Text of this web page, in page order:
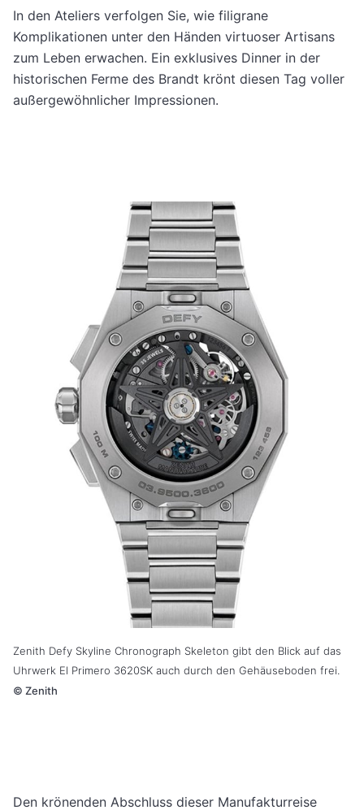
In den Ateliers verfolgen Sie, wie filigrane
Komplikationen unter den Händen virtuoser Artisans
zum Leben erwachen. Ein exklusives Dinner in der
historischen Ferme des Brandt krönt diesen Tag voller
außergewöhnlicher Impressionen.
Zenith Defy Skyline Chronograph Skeleton gibt den Blick auf das
Uhrwerk El Primero 3620SK auch durch den Gehäuseboden frei.
© Zenith
Den krönenden Abschluss dieser Manufakturreise